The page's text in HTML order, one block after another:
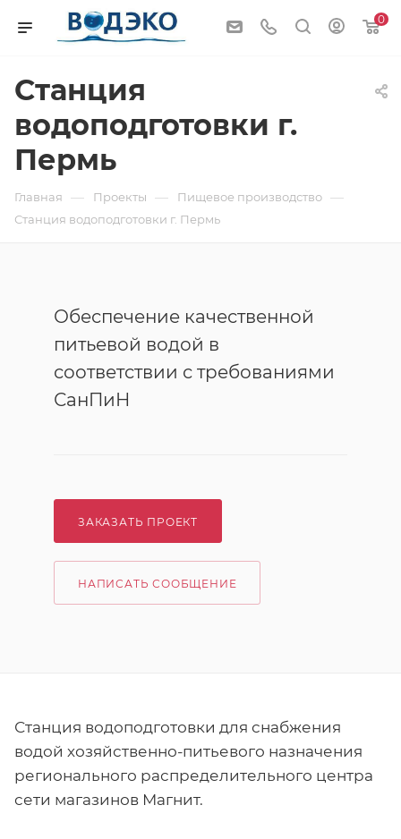
0
Станция
водоподготовки г.
Пермь
Главная — Проекты — Пищевое производство —
Станция водоподготовки г. Пермь
Обеспечение качественной
питьевой водой в
соответствии с требованиями
СанПиН
ЗАКАЗАТЬ ПРОЕКТ
НАПИСАТЬ СООБЩЕНИЕ
Станция водоподготовки для снабжения
водой хозяйственно-питьевого назначения
регионального распределительного центра
сети магазинов Магнит.